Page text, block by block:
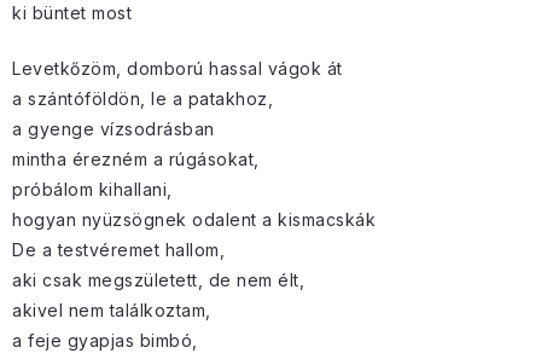
ki büntet most
Levetkőzöm, domború hassal vágok át
a szántóföldön, le a patakhoz,
a gyenge vízsodrásban
mintha érezném a rúgásokat,
próbálom kihallani,
hogyan nyüzsögnek odalent a kismacskák
De a testvéremet hallom,
aki csak megszületett, de nem élt,
akivel nem találkoztam,
a feje gyapjas bimbó,